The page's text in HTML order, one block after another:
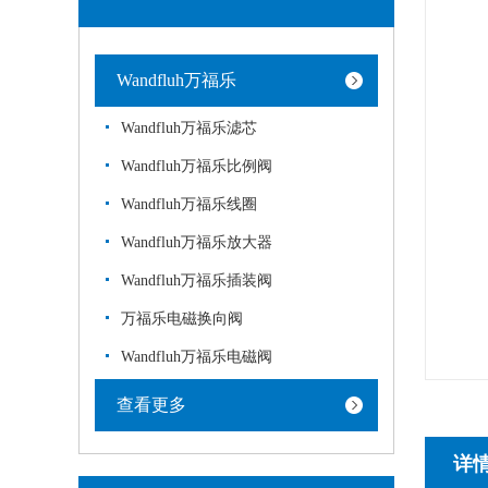
Wandfluh万福乐
Wandfluh万福乐滤芯
Wandfluh万福乐比例阀
Wandfluh万福乐线圈
Wandfluh万福乐放大器
Wandfluh万福乐插装阀
万福乐电磁换向阀
Wandfluh万福乐电磁阀
查看更多
详